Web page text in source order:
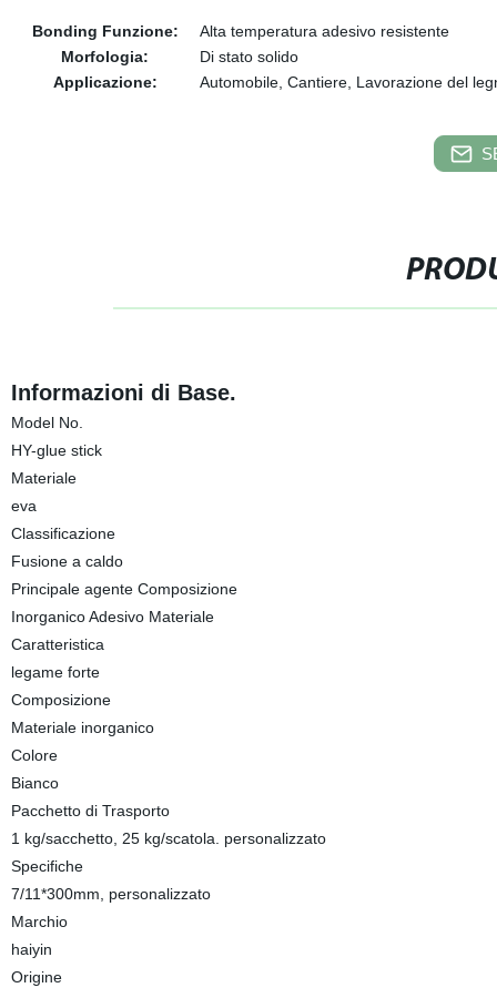
Bonding Funzione:
Alta temperatura adesivo resistente
Morfologia:
Di stato solido
Applicazione:
Automobile, Cantiere, Lavorazione del
Informazioni di Base.
Model No.
HY-glue stick
Materiale
eva
Classificazione
Fusione a caldo
Principale agente Composizione
Inorganico Adesivo Materiale
Caratteristica
legame forte
Composizione
Materiale inorganico
Colore
Bianco
Pacchetto di Trasporto
1 kg/sacchetto, 25 kg/scatola. personalizzato
Specifiche
7/11*300mm, personalizzato
Marchio
haiyin
Origine